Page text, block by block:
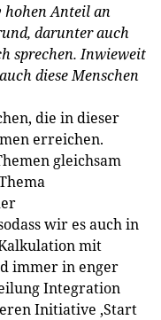
Anteil an
darunter auch
sprechen. Inwieweit
diese Menschen
die in dieser
erreichen.
gleichsam
wir es auch in
mit
immer in enger
Integration
Initiative ‚Start